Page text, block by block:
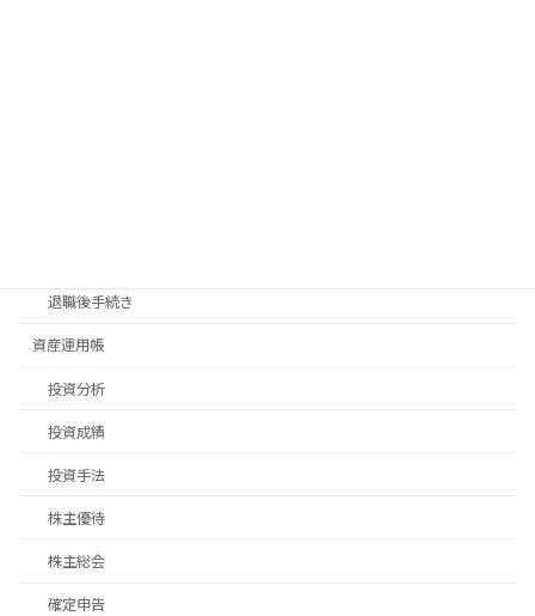
退職後手続き
資産運用帳
投資分析
投資成績
投資手法
株主優待
株主総会
確定申告